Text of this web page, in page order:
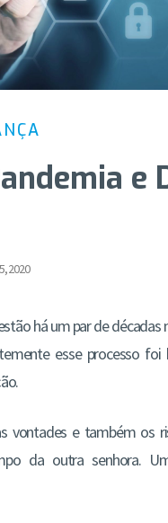
e
2020
há um par de
esse processo
vontades e também os
da outra senhora.